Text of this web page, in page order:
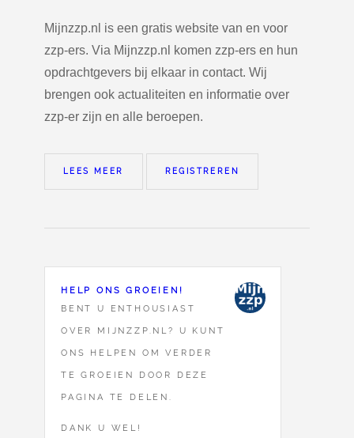
Mijnzzp.nl is een gratis website van en voor
zzp-ers. Via Mijnzzp.nl komen zzp-ers en hun
opdrachtgevers bij elkaar in contact. Wij
brengen ook actualiteiten en informatie over
zzp-er zijn en alle beroepen.
LEES MEER REGISTREREN
HELP ONS GROEIEN!
BENT U ENTHOUSIAST
OVER MIJNZZP.NL? U KUNT
ONS HELPEN OM VERDER
TE GROEIEN DOOR DEZE
PAGINA TE DELEN.
DANK U WEL!